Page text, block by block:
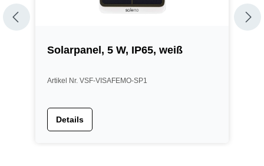
Solarpanel, 5 W, IP65, weiß
Artikel Nr. VSF-VISAFEMO-SP1
Details